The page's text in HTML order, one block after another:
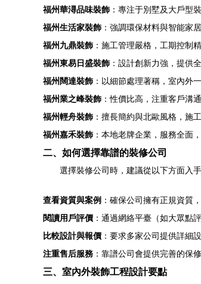
福州華潯品味裝飾 ：專注于別墅及大戶型
福州生活家裝飾 ：強調環保材料與智能家
福州九鼎裝飾 ：施工管理嚴格，工期控制
福州東易日盛裝飾 ：設計創新力強，提供
福州闊達裝飾 ：以細節處理著稱，室內外
福州業之峰裝飾 ：性價比高，注重客戶溝
福州輕舟裝飾 ：擅長簡約與北歐風格，施
福州嘉禾裝飾 ：本地老牌企業，服務全面
二、如何選擇靠譜的裝修公司
選擇裝修公司時，建議從以下方面入手
查看資質與案例 ：確保公司擁有正規資質
閱讀用戶評價 ：通過網絡平臺（如大眾點
比較設計與報價 ：要求多家公司提供詳細
注重售后服務 ：靠譜公司會提供完善的保
三、室內外裝飾工程設計要點